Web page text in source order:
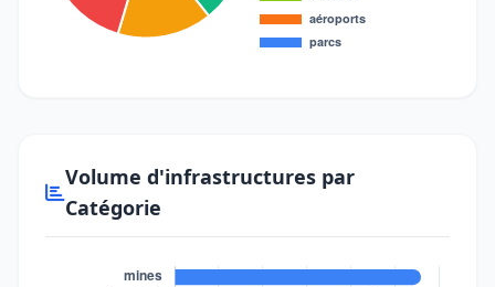
Volume d'infrastructures par
Catégorie